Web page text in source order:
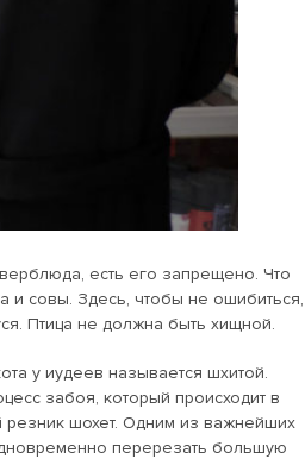
есть его запрещено. Что
и совы. Здесь, чтобы не ошибиться,
Птица не должна быть хищной.
у иудеев называется шхитой.
забоя, который происходит в
резник шохет. Одним из важнейших
перерезать большую